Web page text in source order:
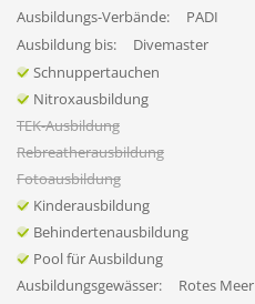
Ausbildungs-Verbände:
PADI
Ausbildung bis:
Divemaster
Schnuppertauchen
Nitroxausbildung
TEK-Ausbildung
Rebreatherausbildung
Fotoausbildung
Kinderausbildung
Behindertenausbildung
Pool für Ausbildung
Ausbildungsgewässer:
Rotes Meer